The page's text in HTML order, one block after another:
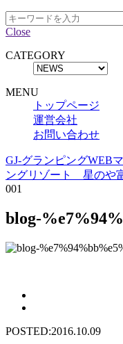
Close
CATEGORY
MENU
トップページ
運営会社
お問い合わせ
GJ-グランピングWEB
ングリゾート 星のや
001
blog-
POSTED:2016.10.09